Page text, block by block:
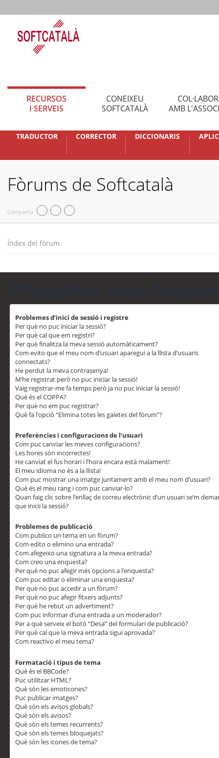
RECURSOS
I SERVEIS
CONEIXEU
SOFTCATALÀ
AMB
TRADUCTOR CORRECTOR DICCIONARIS
Fòrums de Softcatalà
Compartiu
Índex del fòrum
Problemes d’inici de sessió i registre
Per què no puc iniciar la sessió?
Per què cal que em registri?
Per què finalitza la meva sessió automàticament?
Com evito que el meu nom d’usuari aparegui a la llista d’usuaris
connectats?
He perdut la meva contrasenya!
M’he registrat però no puc iniciar la sessió!
Vaig registrar-me fa temps però ja no puc iniciar la sessió!
Què és el COPPA?
Per què no em puc registrar?
Què fa l’opció “Elimina totes les galetes del fòrum”?
Preferències i configuracions de l’usuari
Com puc canviar les meves configuracions?
Les hores són incorrectes!
He canviat el fus horari i l’hora encara està malament!
El meu idioma no és a la llista!
Com puc mostrar una imatge juntament amb el meu nom d’usuari?
Què és el meu rang i com puc canviar-lo?
Quan faig clic sobre l’enllaç de correu electrònic d’un usuari se’m
que iniciï la sessió?
Problemes de publicació
Com publico un tema en un fòrum?
Com edito o elimino una entrada?
Com afegeixo una signatura a la meva entrada?
Com creo una enquesta?
Per què no puc afegir més opcions a l’enquesta?
Com puc editar o eliminar una enquesta?
Per què no puc accedir a un fòrum?
Per què no puc afegir fitxers adjunts?
Per què he rebut un advertiment?
Com puc informar d’una entrada a un moderador?
Per a què serveix el botó “Desa” del formulari de publicació?
Per què cal que la meva entrada sigui aprovada?
Com reactivo el meu tema?
Formatació i tipus de tema
Què és el BBCode?
Puc utilitzar HTML?
Què són les emoticones?
Puc publicar imatges?
Què són els avisos globals?
Què són els avisos?
Què són els temes recurrents?
Què són els temes bloquejats?
Què són les icones de tema?